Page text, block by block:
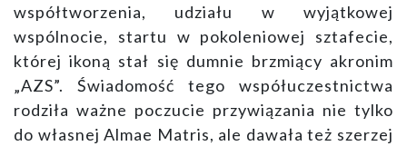
współtworzenia, udziału w wyjątkowej
wspólnocie, startu w pokoleniowej sztafecie,
której ikoną stał się dumnie brzmiący akronim
„AZS”. Świadomość tego współuczestnictwa
rodziła ważne poczucie przywiązania nie tylko
do własnej Almae Matris, ale dawała też szerzej